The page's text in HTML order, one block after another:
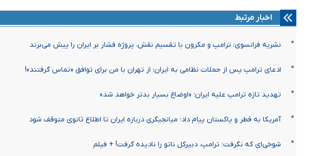
اخبار مرتبط
نشریه فرانسوی: ترامپ و مکرون با تقسیم نقش، پروژه فشار بر ایران را پیش می‌برند
ادعای ترامپ پس از حملات نظامی به ایران: از تهران با من برای توافق «تماس گرفتند»!
تهدید تازه ترامپ علیه ایران؛ «اوضاع بسیار بدتر خواهد شد»
آمریکا به قطر و پاکستان پیام داد؛ میانجیگری درباره ایران تا اطلاع ثانوی متوقف شود
شوخی‌ای که نگرفت؛ ترامپ، دبیرکل ناتو را نادیده گرفت! + فیلم